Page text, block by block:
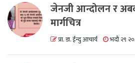
जेनजी आन्दोलन र
मार्गचित्र
प्रा. डा. ईन्दु आचार्य भदौ २९